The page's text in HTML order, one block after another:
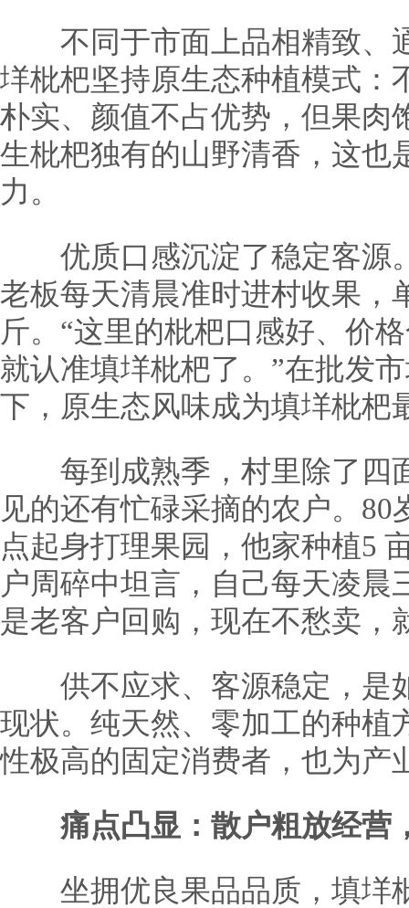
不同于市面上品相精致、
垟枇杷坚持原生态种植模式：
朴实、颜值不占优势，但果肉
生枇杷独有的山野清香，这也
力。
优质口感沉淀了稳定客源
老板每天清晨准时进村收果，
斤。“这里的枇杷口感好、价
就认准填垟枇杷了。”在批发
下，原生态风味成为填垟枇杷
每到成熟季，村里除了四
见的还有忙碌采摘的农户。
点起身打理果园，他家种植5
户周碎中坦言，自己每天凌晨
是老客户回购，现在不愁卖，
供不应求、客源稳定，是
现状。纯天然、零加工的种植
性极高的固定消费者，也为产
痛点凸显：散户粗放经营
坐拥优良果品品质，填垟